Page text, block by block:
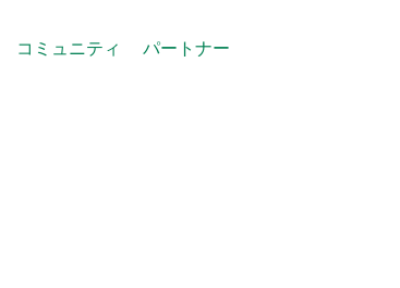
コミュニティ パートナー